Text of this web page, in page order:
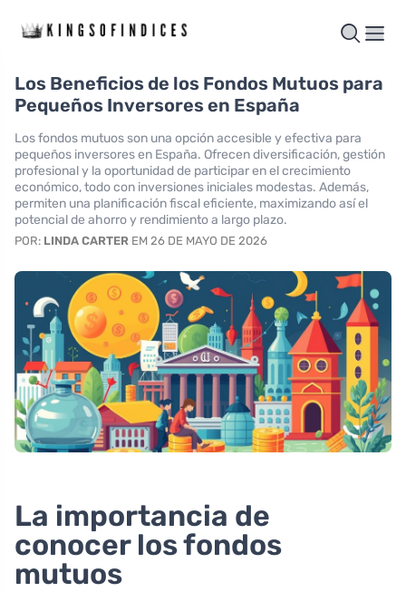
Los Beneficios de los Fondos Mutuos para
Pequeños Inversores en España
Los fondos mutuos son una opción accesible y efectiva para
pequeños inversores en España. Ofrecen diversificación, gestión
profesional y la oportunidad de participar en el crecimiento
económico, todo con inversiones iniciales modestas. Además,
permiten una planificación fiscal eficiente, maximizando así el
potencial de ahorro y rendimiento a largo plazo.
POR: LINDA CARTER EM 26 DE MAYO DE 2026
La importancia de
conocer los fondos
mutuos